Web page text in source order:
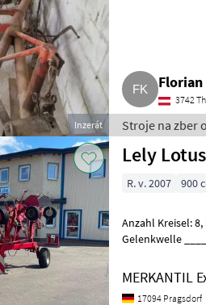
Inzerát
3742
Stroje na zber
Lely
R. v. 2007 900
Anzahl Kreisel: 8, Hydraulische Klappung, Stützfuß / -rad, Weitwinkel-
Gelenkwelle
MERKANTIL
17094 Pragsdorf